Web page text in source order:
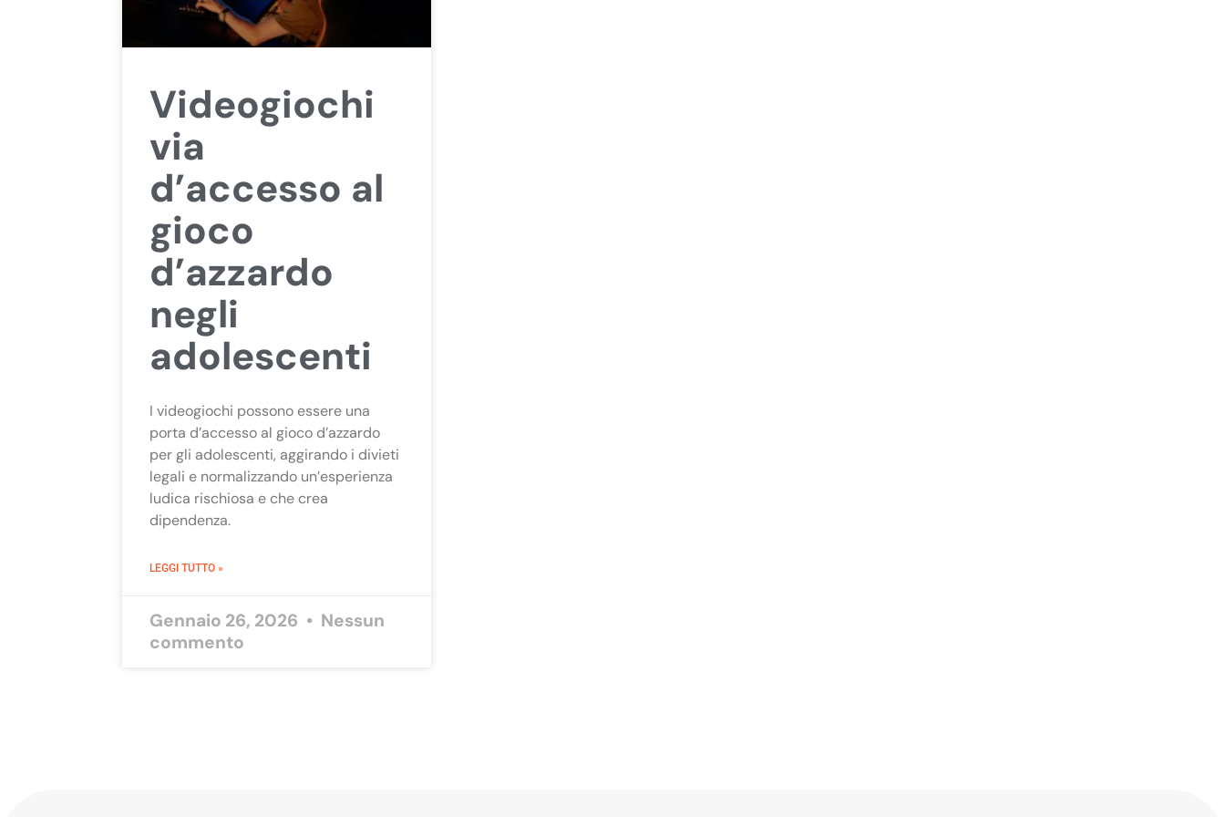
Videogiochi
via
d’accesso al
gioco
d’azzardo
negli
adolescenti
I videogiochi possono essere una
porta d’accesso al gioco d’azzardo
per gli adolescenti, aggirando i divieti
legali e normalizzando un’esperienza
ludica rischiosa e che crea
dipendenza.
LEGGI TUTTO »
Gennaio 26, 2026
Nessun
commento